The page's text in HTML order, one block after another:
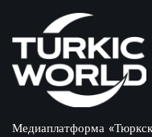
Медиаплатформа